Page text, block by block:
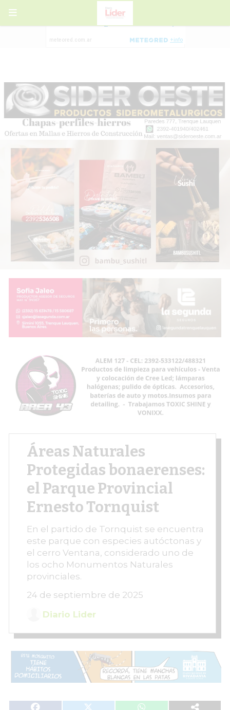
Áreas Naturales
Protegidas bonaerenses:
el Parque Provincial
Ernesto Tornquist
En el partido de Tornquist se encuentra
este parque con especies autóctonas y
el cerro Ventana, considerado uno de
los ocho Monumentos Naturales
provinciales.
24 de septiembre de 2025
Diario Lider